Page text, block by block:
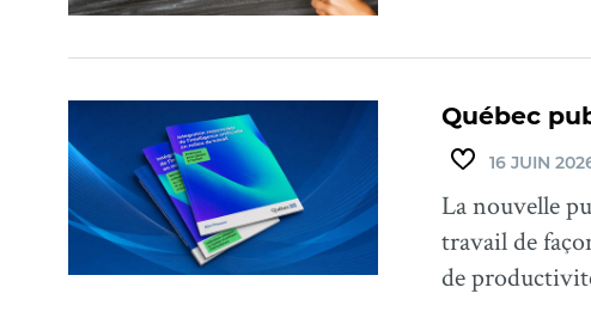
Québec
16 JUIN
La nouvelle
travail de
de